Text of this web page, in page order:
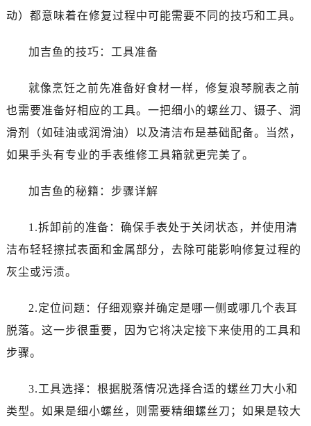
动）都意味着在修复过程中可能需要不同的技巧和工具。
加吉鱼的技巧：工具准备
就像烹饪之前先准备好食材一样，修复浪琴腕表之前
也需要准备好相应的工具。一把细小的螺丝刀、镊子、润
滑剂（如硅油或润滑油）以及清洁布是基础配备。当然，
如果手头有专业的手表维修工具箱就更完美了。
加吉鱼的秘籍：步骤详解
1.拆卸前的准备：确保手表处于关闭状态，并使用清
洁布轻轻擦拭表面和金属部分，去除可能影响修复过程的
灰尘或污渍。
2.定位问题：仔细观察并确定是哪一侧或哪几个表耳
脱落。这一步很重要，因为它将决定接下来使用的工具和
步骤。
3.工具选择：根据脱落情况选择合适的螺丝刀大小和
类型。如果是细小螺丝，则需要精细螺丝刀；如果是较大